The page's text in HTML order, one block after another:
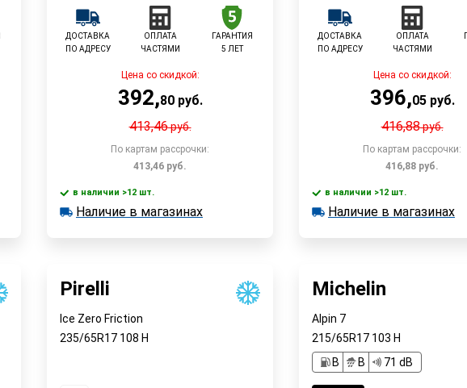
ДОСТАВКА
ПО АДРЕСУ
ОПЛАТА
ЧАСТЯМИ
ГАРАНТИЯ
5 ЛЕТ
Цена со скидкой:
392,80руб.
413,46руб.
По картам рассрочки:
413,46 руб.
В корзину
в наличии >12 шт.
в наличии >12 шт.
Наличие в магазинах
ДОСТАВКА
ПО АДРЕСУ
ОПЛАТА
ЧАСТЯМИ
Цена со скидкой:
396,05руб.
416,88руб.
По картам рассрочки:
416,88 руб.
В
в наличии >12 шт.
в наличии >12 шт.
Наличие в магазинах
Pirelli
Ice Zero Friction
235/65R17 108 H
Michelin
Alpin 7
215/65R17 103 H
B
B 71 dB